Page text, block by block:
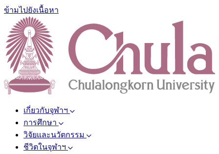
ข้ามไปยังเนื้อหา
เกี่ยวกับจุฬาฯ
การศึกษา
วิจัยและนวัตกรรม
ชีวิตในจุฬาฯ